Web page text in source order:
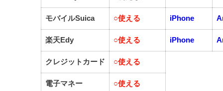
モバイルSuica ○使える iPhone
楽天Edy ○使える iPhone
クレジットカード ○使える
電子マネー ○使える